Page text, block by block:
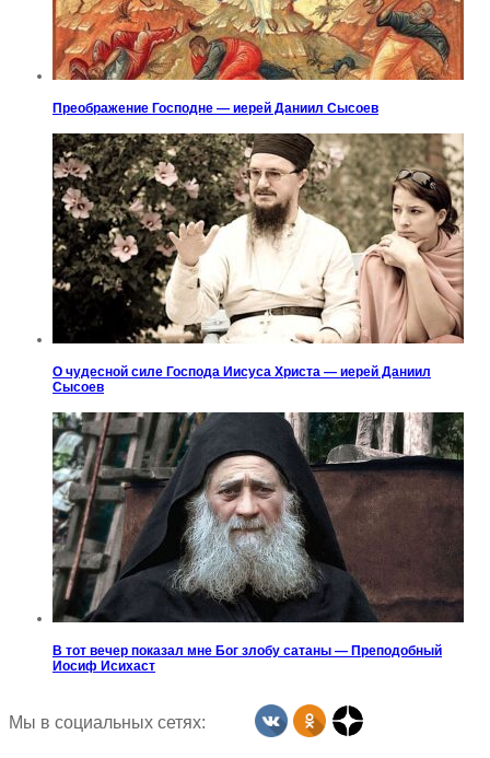
Преображение Господне — иерей Даниил Сысоев
О чудесной силе Господа Иисуса Христа — иерей Даниил
Сысоев
В тот вечер показал мне Бог злобу сатаны — Преподобный
Иосиф Исихаст
Мы в социальных сетях: